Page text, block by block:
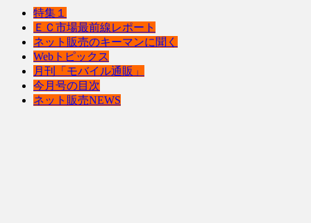
特集１
ＥＣ市場最前線レポート
ネット販売のキーマンに聞く
Webトピックス
月刊「モバイル通販」
今月号の目次
ネット販売NEWS